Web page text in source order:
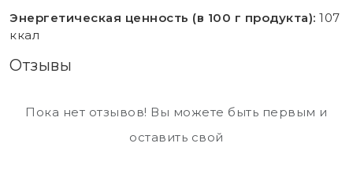
Энергетическая ценность (в 100 г продукта): 107
ккал
Отзывы
Пока нет отзывов! Вы можете быть первым и
оставить свой